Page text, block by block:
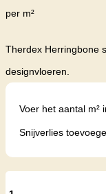
per m²
Therdex Herringbone
designvloeren.
Voer het aantal m²
Snijverlies